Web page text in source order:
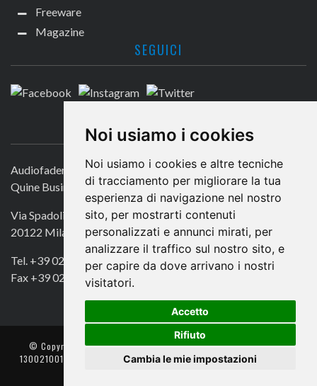
Noi usiamo i cookies
Noi usiamo i cookies e altre tecniche
di tracciamento per migliorare la tua
esperienza di navigazione nel nostro
sito, per mostrarti contenuti
personalizzati e annunci mirati, per
analizzare il traffico sul nostro sito, e
per capire da dove arrivano i nostri
visitatori.
Accetto
Rifiuto
Cambia le mie impostazioni
Freeware
Magazine
SEGUICI
CONTATTACI
Audiofader.com
Quine Business Publisher
Via Spadolini 7
20122 Milano
Tel. +39 02 49756990
Fax +39 02 72016740
© Copyright 2018. All Rights Reserved -- Quine srl – C.F./P IVA
13002100157 – Responsabile della Protezione dei Dati: Avv. Monica